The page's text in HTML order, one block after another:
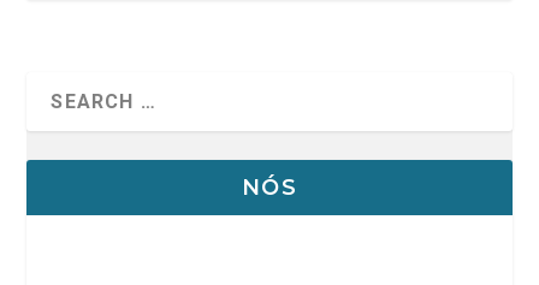
NÓS